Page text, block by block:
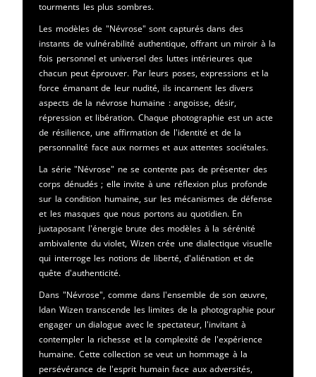
tourments les plus sombres.
Les modèles de "Névrose" sont capturés dans des
instants de vulnérabilité authentique, offrant un miroir à la
fois personnel et universel des luttes intérieures que
chacun peut éprouver. Par leurs poses, expressions et la
force émanant de leur nudité, ils incarnent les divers
aspects de la névrose humaine : angoisse, désir,
répression et libération. Chaque photographie est un acte
de résilience, une affirmation de l'identité et de la
personnalité face aux normes et aux attentes sociétales.
La série "Névrose" ne se contente pas de présenter des
corps dénudés ; elle invite à une réflexion plus profonde
sur la condition humaine, sur les mécanismes de défense
et les masques que nous portons au quotidien. En
juxtaposant l'énergie brute des modèles à la sérénité
ambivalente du violet, Wizen crée une dialectique visuelle
qui interroge les notions de liberté, d'aliénation et de
quête d'authenticité.
Dans "Névrose", comme dans l'ensemble de son œuvre,
Idan Wizen transcende les limites de la photographie pour
engager un dialogue avec le spectateur, l'invitant à
contempler la richesse et la complexité de l'expérience
humaine. Cette collection se veut un hommage à la
persévérance de l'esprit humain face aux adversités,